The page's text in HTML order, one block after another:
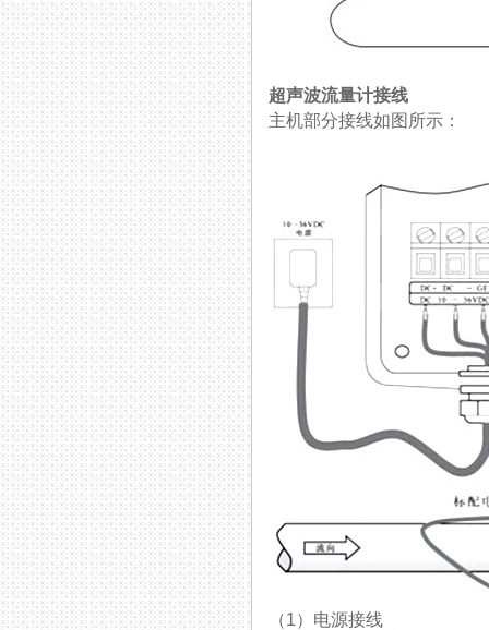
超声波流量计接线
主机部分接线如图所示：
（1）电源接线